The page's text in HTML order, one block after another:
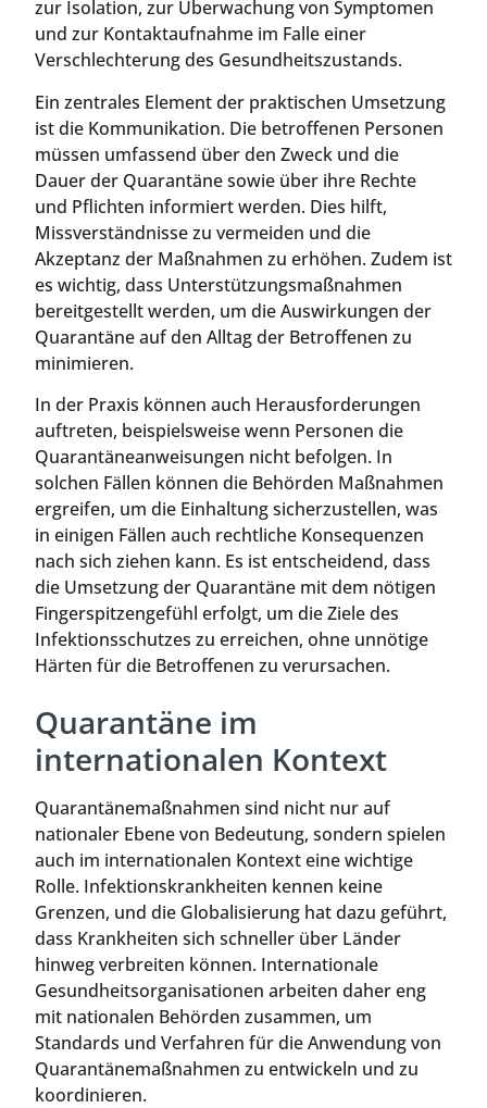
zur Isolation, zur Überwachung von Symptomen
und zur Kontaktaufnahme im Falle einer
Verschlechterung des Gesundheitszustands.
Ein zentrales Element der praktischen Umsetzung
ist die Kommunikation. Die betroffenen Personen
müssen umfassend über den Zweck und die
Dauer der Quarantäne sowie über ihre Rechte
und Pflichten informiert werden. Dies hilft,
Missverständnisse zu vermeiden und die
Akzeptanz der Maßnahmen zu erhöhen. Zudem ist
es wichtig, dass Unterstützungsmaßnahmen
bereitgestellt werden, um die Auswirkungen der
Quarantäne auf den Alltag der Betroffenen zu
minimieren.
In der Praxis können auch Herausforderungen
auftreten, beispielsweise wenn Personen die
Quarantäneanweisungen nicht befolgen. In
solchen Fällen können die Behörden Maßnahmen
ergreifen, um die Einhaltung sicherzustellen, was
in einigen Fällen auch rechtliche Konsequenzen
nach sich ziehen kann. Es ist entscheidend, dass
die Umsetzung der Quarantäne mit dem nötigen
Fingerspitzengefühl erfolgt, um die Ziele des
Infektionsschutzes zu erreichen, ohne unnötige
Härten für die Betroffenen zu verursachen.
Quarantäne im
internationalen Kontext
Quarantänemaßnahmen sind nicht nur auf
nationaler Ebene von Bedeutung, sondern spielen
auch im internationalen Kontext eine wichtige
Rolle. Infektionskrankheiten kennen keine
Grenzen, und die Globalisierung hat dazu geführt,
dass Krankheiten sich schneller über Länder
hinweg verbreiten können. Internationale
Gesundheitsorganisationen arbeiten daher eng
mit nationalen Behörden zusammen, um
Standards und Verfahren für die Anwendung von
Quarantänemaßnahmen zu entwickeln und zu
koordinieren.